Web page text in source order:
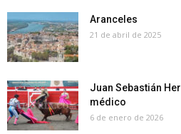
Aranceles
21 de abril de 2025
Juan Sebastián
médico
6 de enero de 2026